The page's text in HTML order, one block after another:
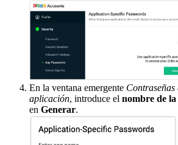
En la ventana emergente Contraseñas
aplicación, introduce el nombre de
en Generar.